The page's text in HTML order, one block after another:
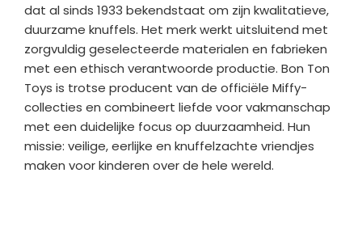
dat al sinds 1933 bekendstaat om zijn kwalitatieve,
duurzame knuffels. Het merk werkt uitsluitend met
zorgvuldig geselecteerde materialen en fabrieken
met een ethisch verantwoorde productie. Bon Ton
Toys is trotse producent van de officiële Miffy-
collecties en combineert liefde voor vakmanschap
met een duidelijke focus op duurzaamheid. Hun
missie: veilige, eerlijke en knuffelzachte vriendjes
maken voor kinderen over de hele wereld.